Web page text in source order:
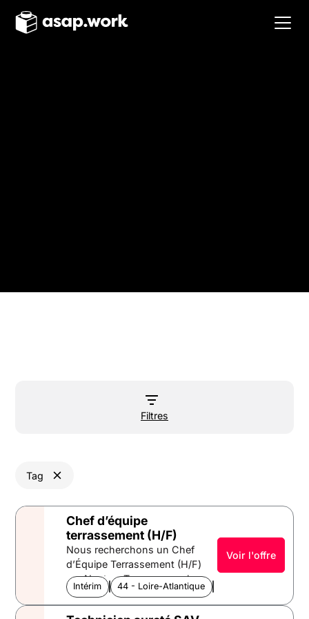
Filtres
Tag
Chef d’équipe
terrassement (H/F)
Nous recherchons un Chef
d’Équipe Terrassement (H/F)
sur Nantes. Tu assureras la
gestion des chantiers de
terrassement et de
Intérim Télécom et énergies
44 - Loire-Atlantique
Voir l'offre